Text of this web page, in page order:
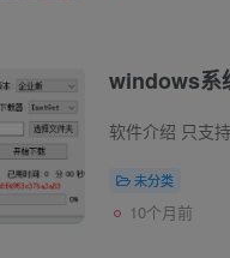
windows系
未分类
10个月前